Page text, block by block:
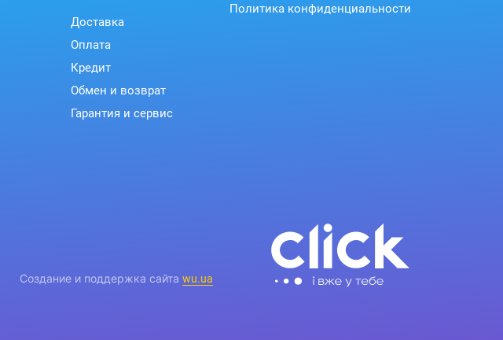
среди сотен эксклюзивных циферблатов или устанавливайте
фото - персонализация еще никогда не была такой простой.
Доставка
Оплата
Кредит
Обмен и возврат
Гарантия и сервис
Политика конфиденциальности
Создание и поддержка сайтаwu.ua